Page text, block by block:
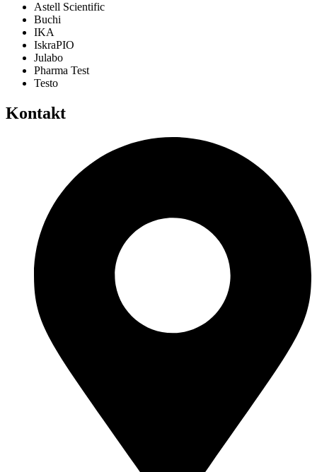
Astell Scientific
Buchi
IKA
IskraPIO
Julabo
Pharma Test
Testo
Kontakt